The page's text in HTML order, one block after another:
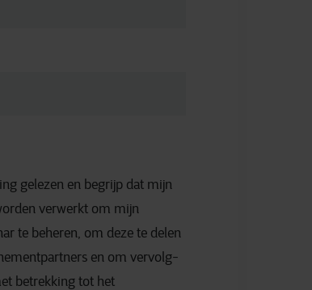
gelezen en begrijp dat mijn
verwerkt om mijn
te beheren, om deze te delen
en om vervolg-
betrekking tot het